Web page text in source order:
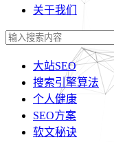
关于我们
大站SEO
搜索引擎算法
个人健康
SEO方案
软文秘诀